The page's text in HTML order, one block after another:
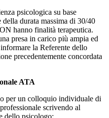
psicologica su base
durata massima di 30/40
hanno finalità terapeutica.
presa in carico più ampia ed
la Referente dello
precedentemente concordata
ATA
per un colloquio individuale di
scrivendo al
dello psicologo: